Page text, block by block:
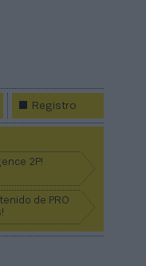
Registro
2P!
de PRO